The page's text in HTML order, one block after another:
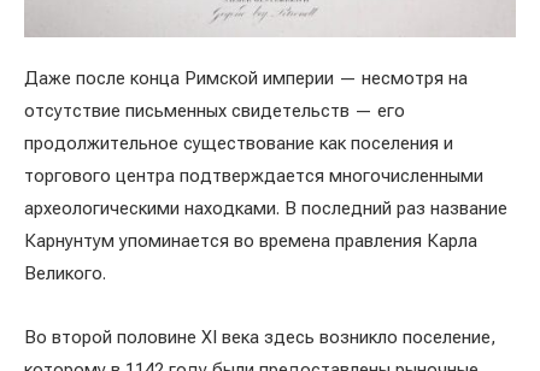
Даже после конца Римской империи — несмотря на
отсутствие письменных свидетельств — его
продолжительное существование как поселения и
торгового центра подтверждается многочисленными
археологическими находками. В последний раз название
Карнунтум упоминается во времена правления Карла
Великого.
Во второй половине XI века здесь возникло поселение,